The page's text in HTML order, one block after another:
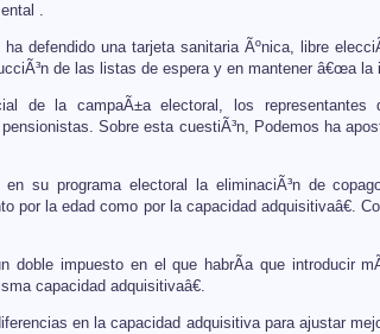
.
defendido una tarjeta sanitaria Ãºnica, libre
de las listas de espera y en mantener â€œa la
de la campaÃ±a electoral, los
Sobre esta cuestiÃ³n, Podemos ha
su programa electoral la eliminaciÃ³n de
por la edad como por la capacidad adquisitivaâ€.
doble impuesto en el que habrÃ­a que introducir
capacidad adquisitivaâ€.
en la capacidad adquisitiva para ajustar